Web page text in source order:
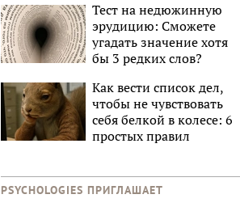
Тест на недюжинную
эрудицию: Сможете
угадать значение хотя
бы 3 редких слов?
Как вести список дел,
чтобы не чувствовать
себя белкой в колесе: 6
простых правил
PSYCHOLOGIES ПРИГЛАШАЕТ